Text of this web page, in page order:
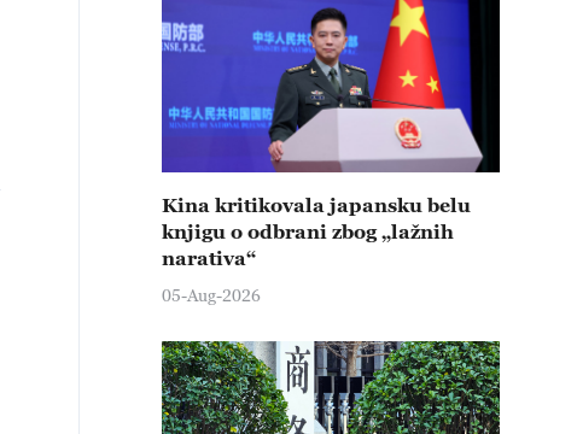
Kina kritikovala japansku belu
knjigu o odbrani zbog „lažnih
narativa“
05-Aug-2026